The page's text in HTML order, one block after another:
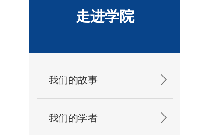
走进学院
我们的故事
我们的学者